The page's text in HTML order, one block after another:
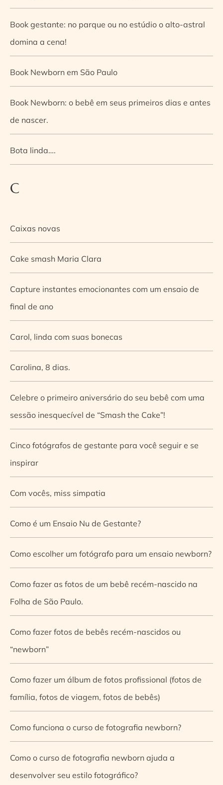
Book gestante: no parque ou no estúdio o alto-astral
domina a cena!
Book Newborn em São Paulo
Book Newborn: o bebê em seus primeiros dias e antes
de nascer.
Bota linda….
C
Caixas novas
Cake smash Maria Clara
Capture instantes emocionantes com um ensaio de
final de ano
Carol, linda com suas bonecas
Carolina, 8 dias.
Celebre o primeiro aniversário do seu bebê com uma
sessão inesquecível de “Smash the Cake”!
Cinco fotógrafos de gestante para você seguir e se
inspirar
Com vocês, miss simpatia
Como é um Ensaio Nu de Gestante?
Como escolher um fotógrafo para um ensaio newborn?
Como fazer as fotos de um bebê recém-nascido na
Folha de São Paulo.
Como fazer fotos de bebês recém-nascidos ou
“newborn”
Como fazer um álbum de fotos profissional (fotos de
família, fotos de viagem, fotos de bebês)
Como funciona o curso de fotografia newborn?
Como o curso de fotografia newborn ajuda a
desenvolver seu estilo fotográfico?